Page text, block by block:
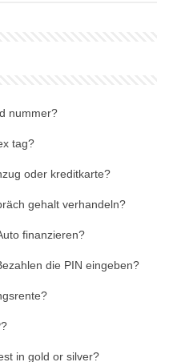
nummer?
tag?
oder kreditkarte?
gehalt verhandeln?
finanzieren?
die PIN eingeben?
in gold or silver?